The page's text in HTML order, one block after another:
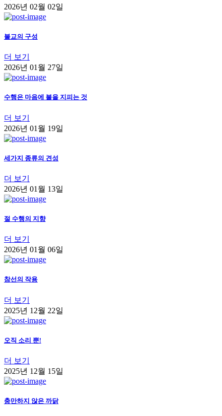
2026년 02월 02일
불교의 구성
더 보기
2026년 01월 27일
수행은 마음에 불을 지피는 것
더 보기
2026년 01월 19일
세가지 종류의 견성
더 보기
2026년 01월 13일
절 수행의 지향
더 보기
2026년 01월 06일
참선의 작용
더 보기
2025년 12월 22일
오직 소리 뿐!
더 보기
2025년 12월 15일
충만하지 않은 까닭